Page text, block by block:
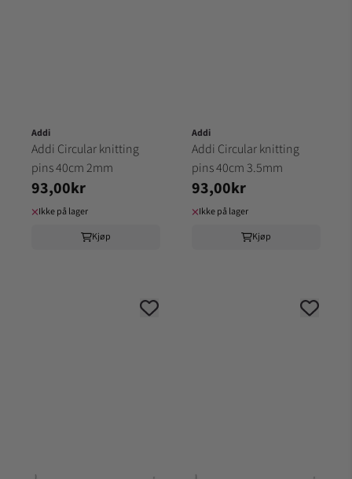
Addi
Addi Circular knitting
pins 40cm 2mm
93,00kr
Ikke på lager
Kjøp
Addi
Addi Circular knitting
pins 40cm 3.5mm
93,00kr
Ikke på lager
Kjøp